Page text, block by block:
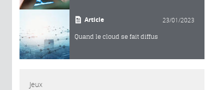
Article 23/01/2023
Quand le cloud se fait diffus
Jeux